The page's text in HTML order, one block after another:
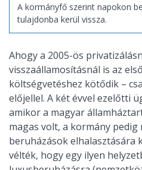
A kormányfő szerint napokon
tulajdonba kerül vissza.
Ahogy a 2005-ös
visszaállamosításnál is az
költségvetéshez kötődik –
előjellel. A két évvel ezelőtti
amikor a magyar
magas volt, a kormány
beruházások elhalasztására
vélték, hogy egy ilyen